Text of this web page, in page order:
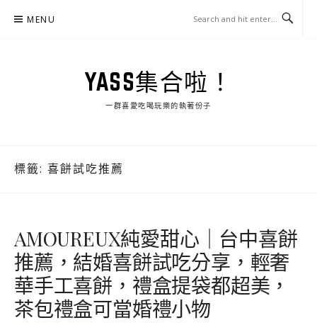
MENU
YASS集合啦！
一群喜愛吃喝玩樂的執著份子
標籤: 喜餅試吃推薦
AMOUREUX純愛甜心｜台中喜餅
推薦，結婚喜餅試吃分享，輕奢
華手工喜餅，禮盒提袋都超美，
茶包禮盒可當婚禮小物